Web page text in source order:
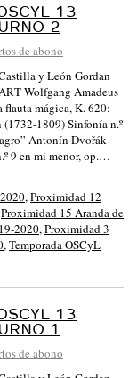
13
2
de abono
y León Gordan
Wolfgang Amadeus
mágica, K. 620:
(1732-1809) Sinfonía n.º
Antonín Dvořák
9 en mi menor, op.…
,Proximidad 12
Proximidad 15 Aranda de
2020,Proximidad 3
,Temporada OSCyL
13
1
de abono